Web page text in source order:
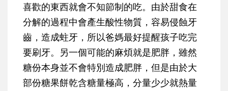
喜歡的東西就會不知節制的吃。由於甜食在
分解的過程中會產生酸性物質，容易侵蝕牙
齒，造成蛀牙，所以爸媽最好提醒孩子吃完
要刷牙。另一個可能的麻煩就是肥胖，雖然
糖份本身並不會特別造成肥胖，但是由於大
部份糖果餅乾含糖量極高，分量少少就熱量